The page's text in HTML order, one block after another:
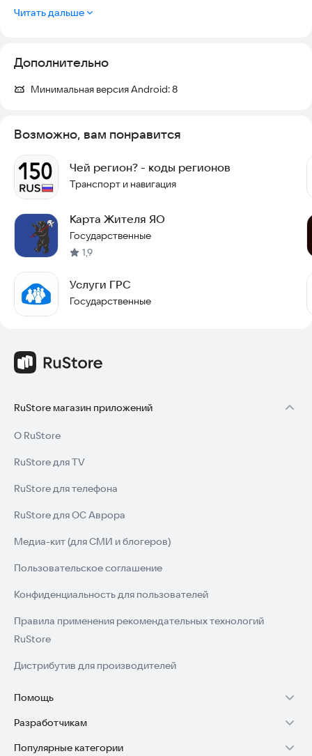
Читать дальше
Дополнительно
Минимальная версия Android:8
Возможно, вам понравится
Чей регион? - коды регионов
Транспорт и навигация
Карта Жителя ЯО
Государственные
1,9
Услуги ГРС
Государственные
RuStore магазин приложений
О RuStore
RuStore для TV
RuStore для телефона
RuStore для ОС Аврора
Медиа-кит (для СМИ и блогеров)
Пользовательское соглашение
Конфиденциальность для пользователей
Правила применения рекомендательных технологий
RuStore
Дистрибутив для производителей
Помощь
Установка RuStore на TV
Установка RuStore на телефон
Разработчикам
Зарабатывать с RuStore
Популярные категории